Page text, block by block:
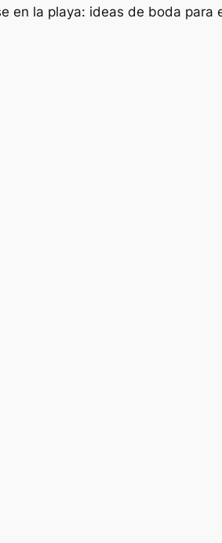
en la playa: ideas de boda para